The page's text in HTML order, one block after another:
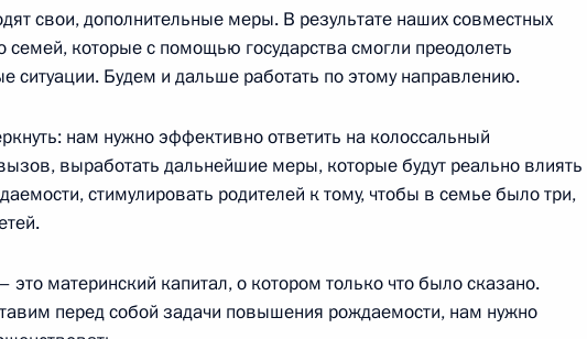
Информационные
ресурсы
Президента России
Официальные
сетевые ресурсы
Правовая и
техническая
свои, дополнительные меры. В результате наших совместных
семей, которые с помощью государства смогли преодолеть
ситуации. Будем и дальше работать по этому направлению.
нам нужно эффективно ответить на колоссальный
выработать дальнейшие меры, которые будут реально влиять
стимулировать родителей к тому, чтобы в семье было три,
это материнский капитал, о котором только что было сказано.
перед собой задачи повышения рождаемости, нам нужно